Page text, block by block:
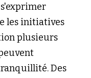
les initiatives
plusieurs
Des